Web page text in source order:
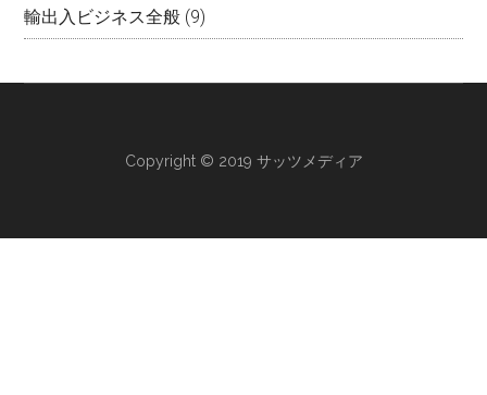
輸出入ビジネス全般 (9)
Copyright © 2019 サッツメディア